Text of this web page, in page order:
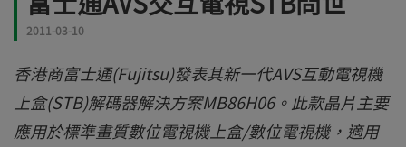
2011-03-10
香港商富士通(Fujitsu)發表其新一代AVS互動電視機
上盒(STB)解碼器解決方案MB86H06。此款晶片主要
應用於標準畫質數位電視機上盒/數位電視機，適用
mail